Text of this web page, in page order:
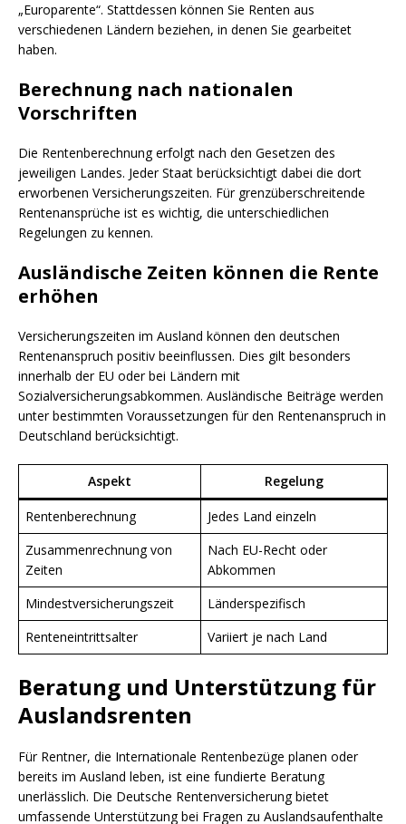
„Europarente“. Stattdessen können Sie Renten aus
verschiedenen Ländern beziehen, in denen Sie gearbeitet
haben.
Berechnung nach nationalen
Vorschriften
Die Rentenberechnung erfolgt nach den Gesetzen des
jeweiligen Landes. Jeder Staat berücksichtigt dabei die dort
erworbenen Versicherungszeiten. Für grenzüberschreitende
Rentenansprüche ist es wichtig, die unterschiedlichen
Regelungen zu kennen.
Ausländische Zeiten können die Rente
erhöhen
Versicherungszeiten im Ausland können den deutschen
Rentenanspruch positiv beeinflussen. Dies gilt besonders
innerhalb der EU oder bei Ländern mit
Sozialversicherungsabkommen. Ausländische Beiträge werden
unter bestimmten Voraussetzungen für den Rentenanspruch in
Deutschland berücksichtigt.
Aspekt Regelung
Rentenberechnung
Jedes Land einzeln
Zusammenrechnung von
Zeiten
Nach EU-Recht oder
Abkommen
Mindestversicherungszeit
Länderspezifisch
Renteneintrittsalter
Variiert je nach Land
Beratung und Unterstützung für
Auslandsrenten
Für Rentner, die Internationale Rentenbezüge planen oder
bereits im Ausland leben, ist eine fundierte Beratung
unerlässlich. Die Deutsche Rentenversicherung bietet
umfassende Unterstützung bei Fragen zu Auslandsaufenthalte